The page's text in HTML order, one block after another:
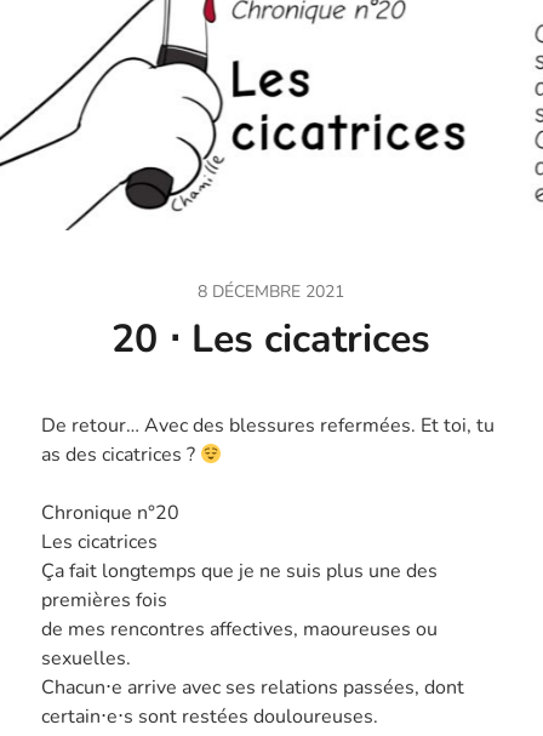
8 DÉCEMBRE 2021
20 ⋅ Les cicatrices
De retour… Avec des blessures refermées. Et toi, tu
as des cicatrices ?
Chronique n°20
Les cicatrices
Ça fait longtemps que je ne suis plus une des
premières fois
de mes rencontres affectives, maoureuses ou
sexuelles.
Chacun⋅e arrive avec ses relations passées, dont
certain⋅e⋅s sont restées douloureuses.